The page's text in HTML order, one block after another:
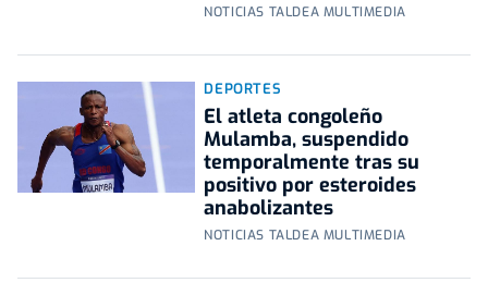
NOTICIAS TALDEA MULTIMEDIA
DEPORTES
El atleta congoleño
Mulamba, suspendido
temporalmente tras su
positivo por esteroides
anabolizantes
NOTICIAS TALDEA MULTIMEDIA